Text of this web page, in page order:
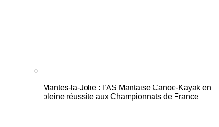
Mantes-la-Jolie : l’AS Mantaise Canoë‑Kayak en
pleine réussite aux Championnats de France